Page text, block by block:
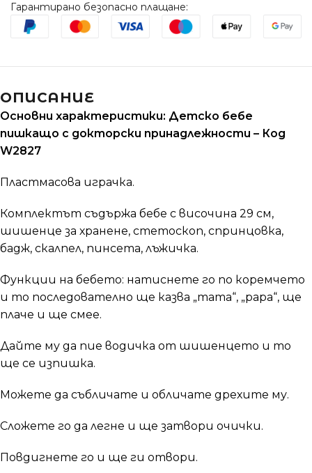
Гарантирано безопасно плащане:
ОПИСАНИЕ
Основни характеристики: Детско бебе
пишкащо с докторски принадлежности – Код
W2827
Пластмасова играчка.
Комплектът съдържа бебе с височина 29 см,
шишенце за хранене, стетоскоп, спринцовка,
бадж, скалпел, пинсета, лъжичка.
Функции на бебето: натиснете го по коремчето
и то последователно ще казва „mama“, „papa“, ще
плаче и ще смее.
Дайте му да пие водичка от шишенцето и то
ще се изпишка.
Можете да събличате и обличате дрехите му.
Сложете го да легне и ще затвори очички.
Повдигнете го и ще ги отвори.